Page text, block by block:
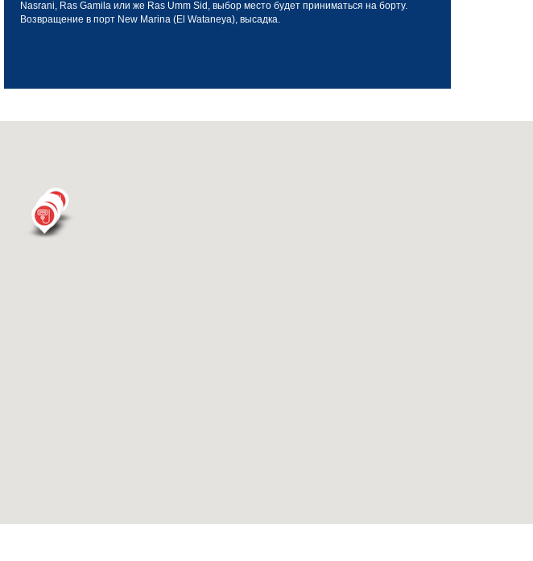
Nasrani, Ras Gamila или же Ras Umm Sid, выбор место будет приниматься на борту.
Возвращение в порт New Marina (El Wataneya), высадка.